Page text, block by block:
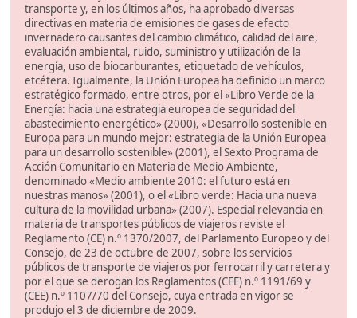
transporte y, en los últimos años, ha aprobado diversas
directivas en materia de emisiones de gases de efecto
invernadero causantes del cambio climático, calidad del aire,
evaluación ambiental, ruido, suministro y utilización de la
energía, uso de biocarburantes, etiquetado de vehículos,
etcétera. Igualmente, la Unión Europea ha definido un marco
estratégico formado, entre otros, por el «Libro Verde de la
Energía: hacia una estrategia europea de seguridad del
abastecimiento energético» (2000), «Desarrollo sostenible en
Europa para un mundo mejor: estrategia de la Unión Europea
para un desarrollo sostenible» (2001), el Sexto Programa de
Acción Comunitario en Materia de Medio Ambiente,
denominado «Medio ambiente 2010: el futuro está en
nuestras manos» (2001), o el «Libro verde: Hacia una nueva
cultura de la movilidad urbana» (2007). Especial relevancia en
materia de transportes públicos de viajeros reviste el
Reglamento (CE) n.º 1370/2007, del Parlamento Europeo y del
Consejo, de 23 de octubre de 2007, sobre los servicios
públicos de transporte de viajeros por ferrocarril y carretera y
por el que se derogan los Reglamentos (CEE) n.º 1191/69 y
(CEE) n.º 1107/70 del Consejo, cuya entrada en vigor se
produjo el 3 de diciembre de 2009.